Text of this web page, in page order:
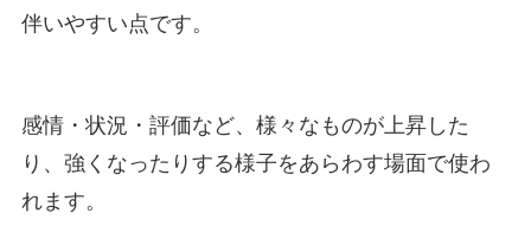
伴いやすい点です。
感情・状況・評価など、様々なものが上昇した
り、強くなったりする様子をあらわす場面で使わ
れます。